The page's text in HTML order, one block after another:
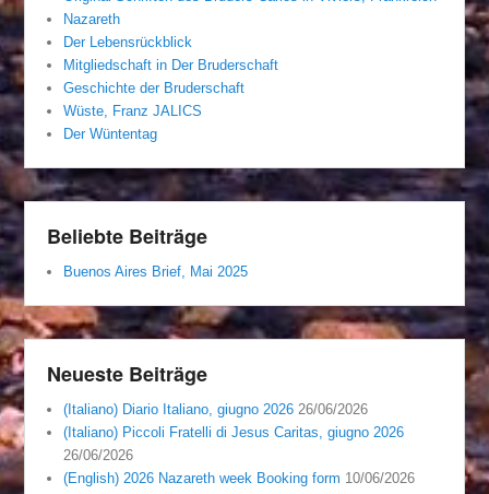
Nazareth
Der Lebensrückblick
Mitgliedschaft in Der Bruderschaft
Geschichte der Bruderschaft
Wüste, Franz JALICS
Der Wüntentag
Beliebte Beiträge
Buenos Aires Brief, Mai 2025
Neueste Beiträge
(Italiano) Diario Italiano, giugno 2026 26/06/2026
(Italiano) Piccoli Fratelli di Jesus Caritas, giugno 2026
26/06/2026
(English) 2026 Nazareth week Booking form 10/06/2026